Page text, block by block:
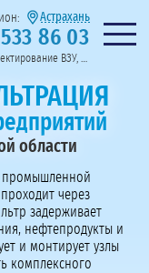
на связи с 9:00 до 19:00
мне!
Астрахань
533 86 03 Нужна
ГидроСервис - лицензирование, бурение скважин, проектирование ВЗУ, системы водоподготовки
области
промышленной
через
задерживает
нефтепродукты и
и монтирует узлы
комплексного